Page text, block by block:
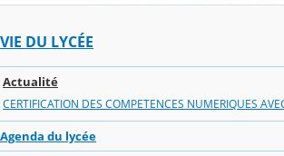
VIE DU LYCÉE
Actualité
CERTIFICATION DES COMPETENCES NUMERIQUES
Agenda du lycée